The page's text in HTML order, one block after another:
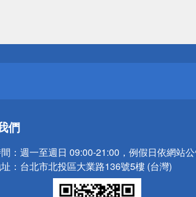
們
： 週一至週日 09:00-21:00，例假日依網站
： 台北市北投區大業路136號5樓 (台灣)